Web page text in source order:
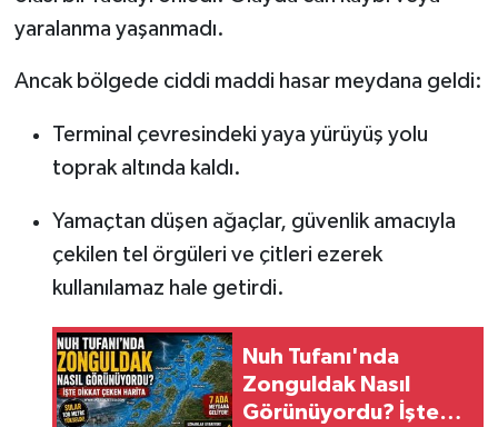
yaralanma yaşanmadı.
Ancak bölgede ciddi maddi hasar meydana geldi:
Terminal çevresindeki yaya yürüyüş yolu
toprak altında kaldı.
Yamaçtan düşen ağaçlar, güvenlik amacıyla
çekilen tel örgüleri ve çitleri ezerek
kullanılamaz hale getirdi.
Nuh Tufanı'nda
Zonguldak Nasıl
Görünüyordu? İşte